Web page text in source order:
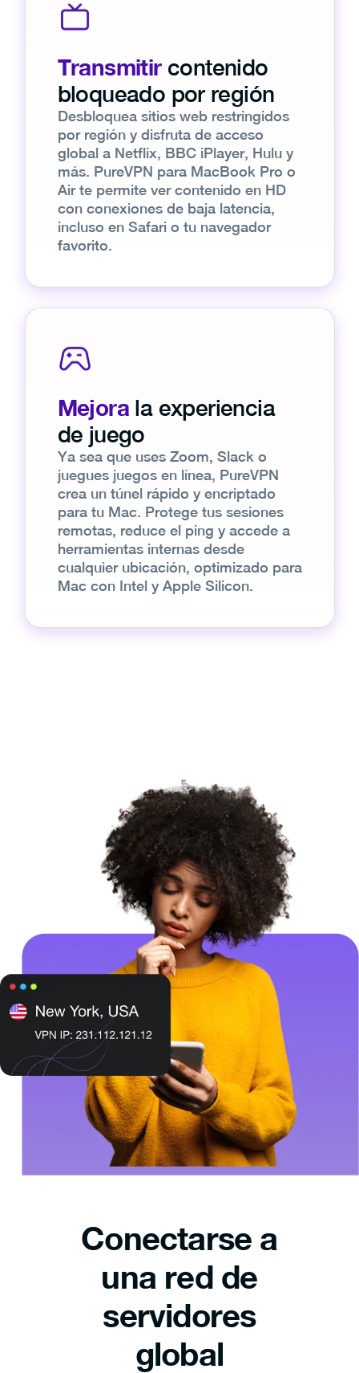
Transmitircontenido
bloqueado por región
Desbloquea sitios web restringidos
por región y disfruta de acceso
global a Netflix, BBC iPlayer, Hulu y
más. PureVPN para MacBook Pro o
Air te permite ver contenido en HD
con conexiones de baja latencia,
incluso en Safari o tu navegador
favorito.
Mejorala experiencia
de juego
Ya sea que uses Zoom, Slack o
juegues juegos en línea, PureVPN
crea un túnel rápido y encriptado
para tu Mac. Protege tus sesiones
remotas, reduce el ping y accede a
herramientas internas desde
cualquier ubicación, optimizado para
Mac con Intel y Apple Silicon.
Conectarse a
una red de
servidores
global